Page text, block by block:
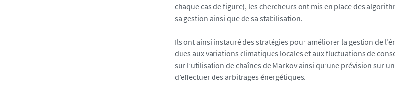
chaque cas de figure), les chercheurs ont mis en place des
sa gestion ainsi que de sa stabilisation.
Ils ont ainsi instauré des stratégies pour améliorer la gestion de
dues aux variations climatiques locales et aux fluctuations de
sur l’utilisation de chaînes de Markov ainsi qu’une prévision sur
d’effectuer des arbitrages énergétiques.